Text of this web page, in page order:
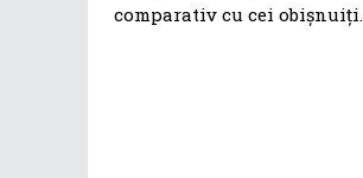
comparativ cu cei obișnuiți.